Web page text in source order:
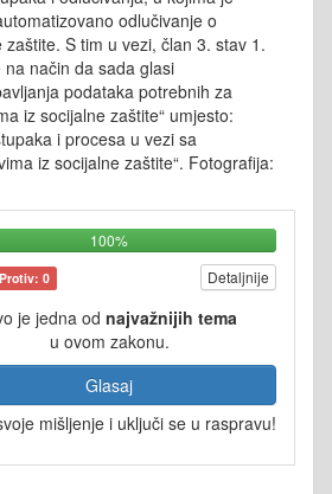
odlučivanje o
S tim u vezi, član 3. stav 1.
način da sada glasi
podataka potrebnih za
iz socijalne zaštite“ umjesto:
i procesa u vezi sa
iz socijalne zaštite“. Fotografija:
100%
Protiv: 0 Detaljnije
je jedna od najvažnijih tema
u ovom zakonu.
Glasaj
mišljenje i uključi se u raspravu!